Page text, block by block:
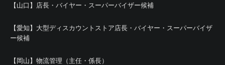
【山口】店長・バイヤー・スーパーバイザー候補
【愛知】大型ディスカウントストア店長・バイヤー・スーパーバイザ
ー候補
【岡山】物流管理（主任・係長）